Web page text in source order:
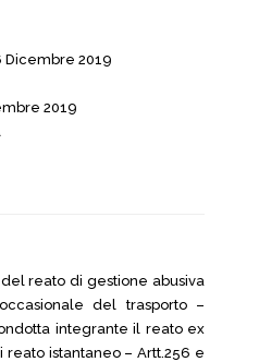
Dicembre 2019
2019
reato di gestione abusiva
del trasporto –
integrante il reato ex
reato istantaneo – Artt.256 e